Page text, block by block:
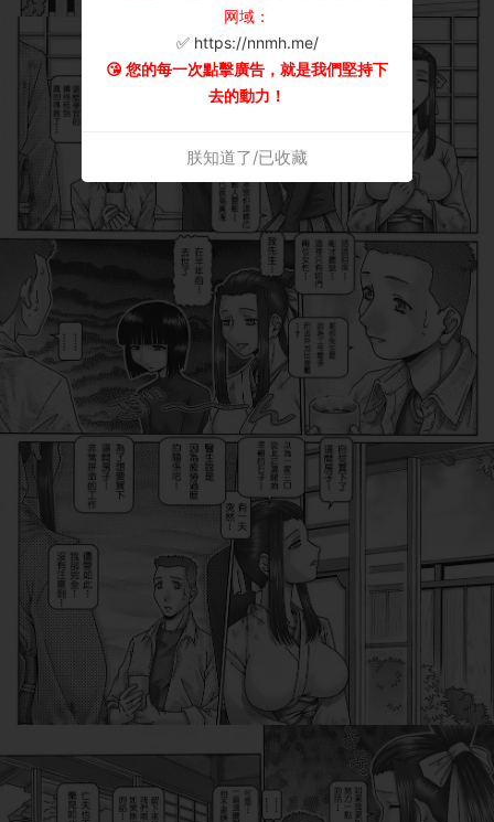
网域：
✅ https://nnmh.me/
😘 您的每一次點擊廣告，就是我們堅持下
去的動力！
朕知道了/已收藏